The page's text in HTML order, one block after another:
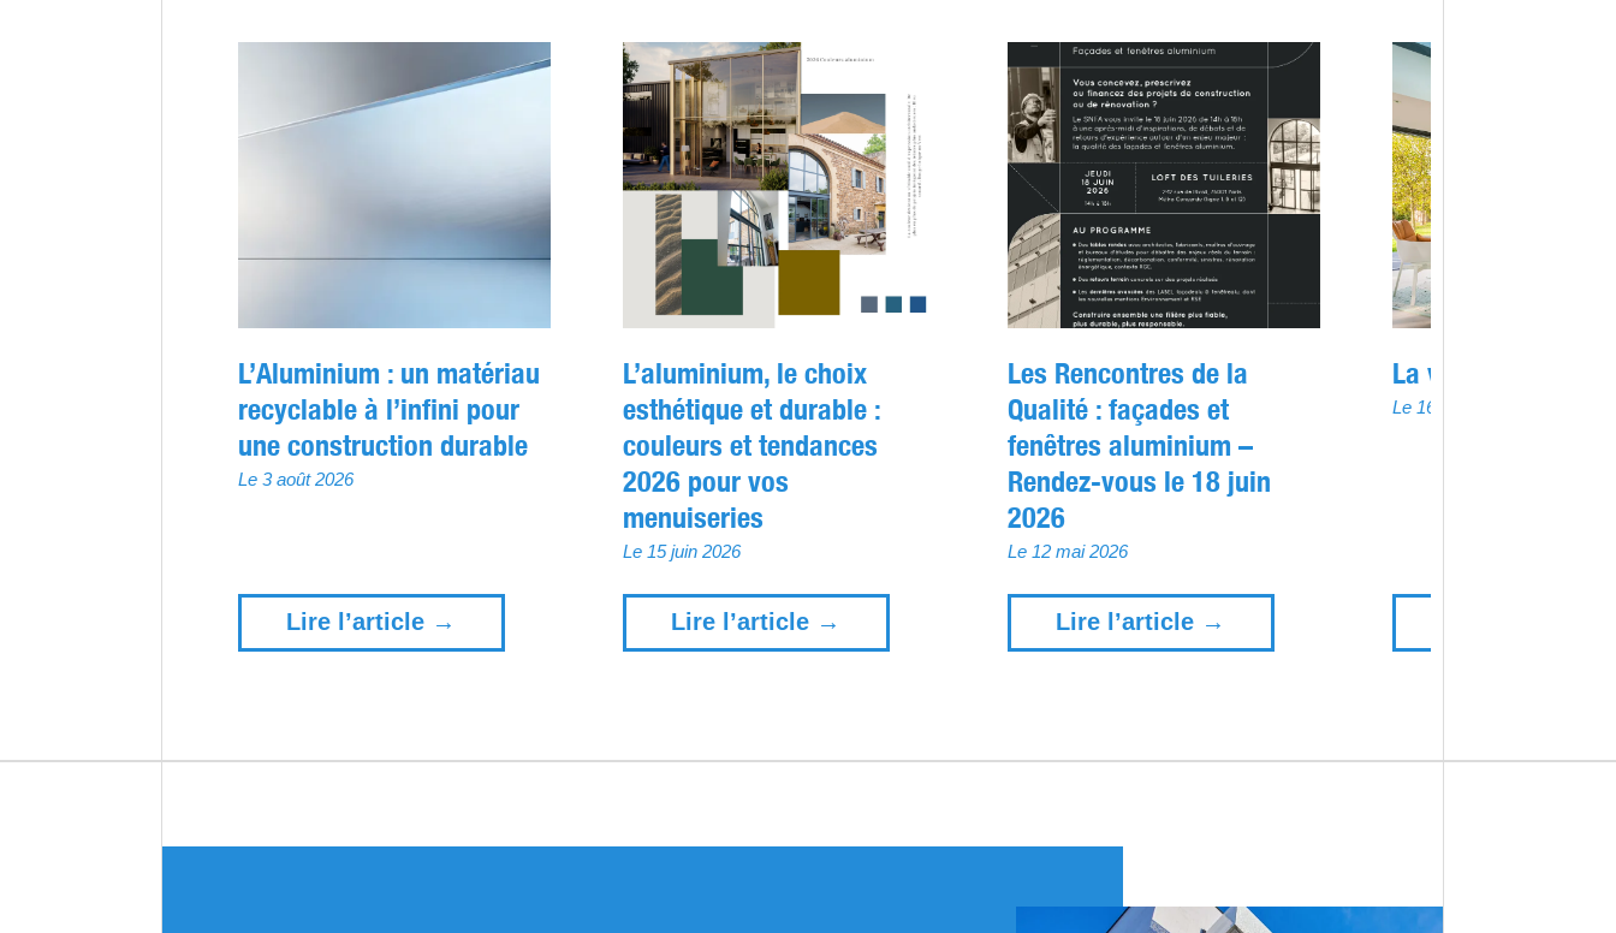
L’Aluminium : un matériau
recyclable à l’infini pour
une construction durable
Le 3 août 2026
Lire l’article →
L’aluminium, le choix
esthétique et durable :
couleurs et tendances
2026 pour vos
menuiseries
Le 15 juin 2026
Lire l’article →
Les Rencontres de la
Qualité : façades et
fenêtres aluminium –
Rendez-vous le 18 juin
2026
Le 12 mai 2026
Lire l’article →
La véranda se
Le 16 avril 2026